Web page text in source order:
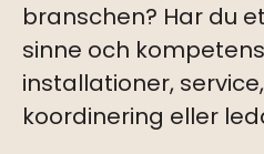
branschen? Har du
sinne och
installationer,
koordinering eller